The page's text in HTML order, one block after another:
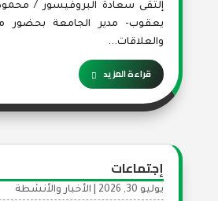
إلتقى سعادة البروفيسور /
يعقوب- مدير الجامعة بحضور
والعلاقات...
قراءة المزيد
إجتماعات
يوليو 30, 2026 الأخبار والأنشطة